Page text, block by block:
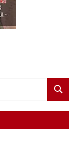
Buscar